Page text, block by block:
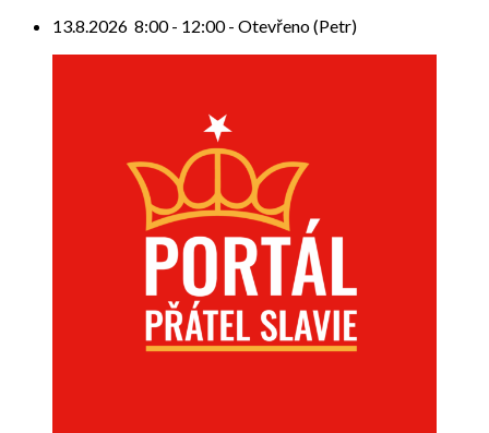
13.8.2026 8:00- 12:00- Otevřeno (Petr)